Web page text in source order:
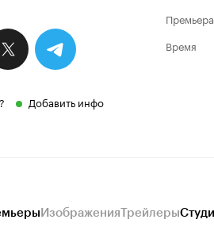
Добавить инфо
Время
ИзображенияТрейлеры